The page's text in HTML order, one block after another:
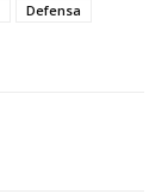
Defensa